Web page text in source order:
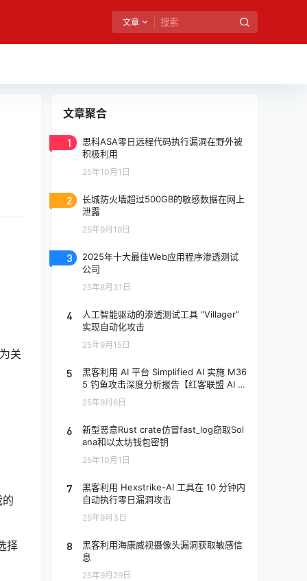
文章
关
择
文章聚合
1
思科ASA零日远程代码执行漏洞在野外被
积极利用
25年10月1日
2
长城防火墙超过500GB的敏感数据在网上
泄露
25年9月19日
3
2025年十大最佳Web应用程序渗透测试
公司
25年8月31日
4
人工智能驱动的渗透测试工具 “Villager”
实现自动化攻击
25年9月15日
5
黑客利用 AI 平台 Simplified AI 实施 M36
5 钓鱼攻击深度分析报告【红客联盟 AI 分
析】
25年9月6日
6
新型恶意Rust crate仿冒fast_log窃取Sol
ana和以太坊钱包密钥
25年10月1日
7
黑客利用 Hexstrike-AI 工具在 10 分钟内
自动执行零日漏洞攻击
25年9月3日
8
黑客利用海康威视摄像头漏洞获取敏感信
息
25年9月29日